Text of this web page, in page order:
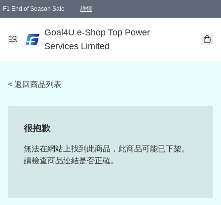
F1 End of Season Sale 詳情
Goal4U e-Shop Top Power
Services Limited
< 返回商品列表
很抱歉
無法在網站上找到此商品，此商品可能已下架。
請檢查商品連結是否正確。